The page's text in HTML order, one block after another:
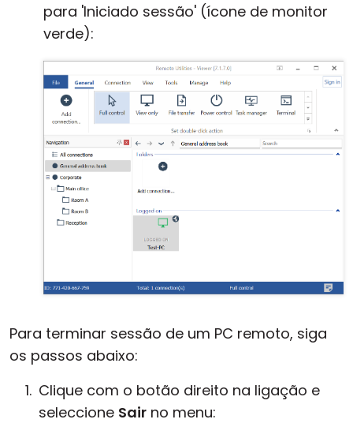
para 'Iniciado sessão' (ícone de monitor
verde):
Para terminar sessão de um PC remoto, siga
os passos abaixo:
Clique com o botão direito na ligação e
seleccione Sair no menu: